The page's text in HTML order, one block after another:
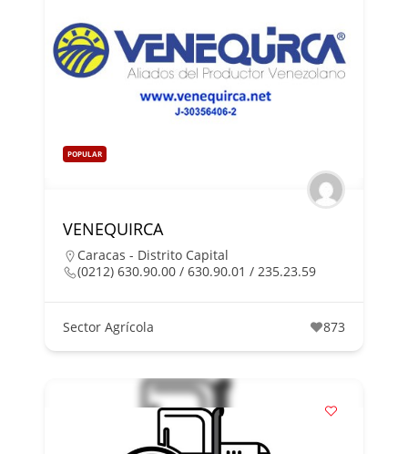
POPULAR
VENEQUIRCA
Caracas - Distrito Capital
(0212) 630.90.00 / 630.90.01 / 235.23.59
Sector Agrícola 873